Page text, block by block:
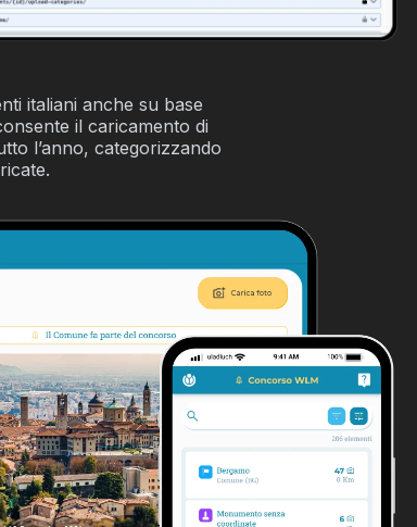
italiani anche su base
il caricamento di
l’anno, categorizzando